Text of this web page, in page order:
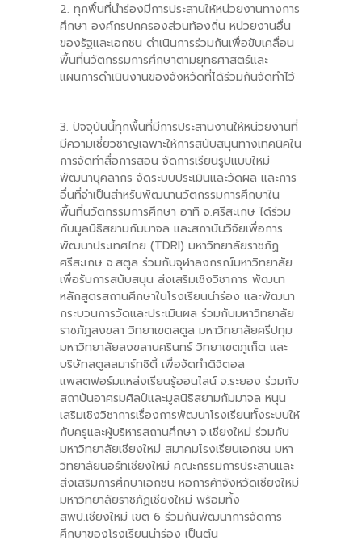
2. ทุกพื้นที่นำร่องมีการประสานให้หน่วยงานทางการ
ศึกษา องค์กรปกครองส่วนท้องถิ่น หน่วยงานอื่น
ของรัฐและเอกชน ดำเนินการร่วมกันเพื่อขับเคลื่อน
พื้นที่นวัตกรรมการศึกษาตามยุทธศาสตร์และ
แผนการดำเนินงานของจังหวัดที่ได้ร่วมกันจัดทำไว้
3. ปัจจุบันนี้ทุกพื้นที่มีการประสานงานให้หน่วยงานที่
มีความเชี่ยวชาญเฉพาะให้การสนับสนุนทางเทคนิคใน
การจัดทำสื่อการสอน จัดการเรียนรูปแบบใหม่
พัฒนาบุคลากร จัดระบบประเมินและวัดผล และการ
อื่นที่จำเป็นสำหรับพัฒนานวัตกรรมการศึกษาใน
พื้นที่นวัตกรรมการศึกษา อาทิ จ.ศรีสะเกษ ได้ร่วม
กับมูลนิธิสยามกัมมาจล และสถาบันวิจัยเพื่อการ
พัฒนาประเทศไทย (TDRI) มหาวิทยาลัยราชภัฏ
ศรีสะเกษ จ.สตูล ร่วมกับจุฬาลงกรณ์มหาวิทยาลัย
เพื่อรับการสนับสนุน ส่งเสริมเชิงวิชาการ พัฒนา
หลักสูตรสถานศึกษาในโรงเรียนนำร่อง และพัฒนา
กระบวนการวัดและประเมินผล ร่วมกับมหาวิทยาลัย
ราชภัฎสงขลา วิทยาเขตสตูล มหาวิทยาลัยศรีปทุม
มหาวิทยาลัยสงขลานครินทร์ วิทยาเขตภูเก็ต และ
บริษัทสตูลสมาร์ทซิตี้ เพื่อจัดทำดิจิตอล
แพลตฟอร์มแหล่งเรียนรู้ออนไลน์ จ.ระยอง ร่วมกับ
สถาบันอาศรมศิลป์และมูลนิธิสยามกัมมาจล หนุน
เสริมเชิงวิชาการเรื่องการพัฒนาโรงเรียนทั้งระบบให้
กับครูและผู้บริหารสถานศึกษา จ.เชียงใหม่ ร่วมกับ
มหาวิทยาลัยเชียงใหม่ สมาคมโรงเรียนเอกชน มหา
วิทยาลัยนอร์ทเชียงใหม่ คณะกรรมการประสานและ
ส่งเสริมการศึกษาเอกชน หอการค้าจังหวัดเชียงใหม่
มหาวิทยาลัยราชภัฏเชียงใหม่ พร้อมทั้ง
สพป.เชียงใหม่ เขต 6 ร่วมกันพัฒนาการจัดการ
ศึกษาของโรงเรียนนำร่อง เป็นต้น